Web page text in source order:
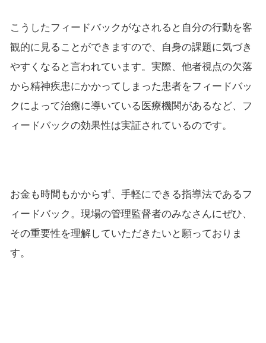
こうしたフィードバックがなされると自分の行動を客
観的に見ることができますので、自身の課題に気づき
やすくなると言われています。実際、他者視点の欠落
から精神疾患にかかってしまった患者をフィードバッ
クによって治癒に導いている医療機関があるなど、フ
ィードバックの効果性は実証されているのです。
お金も時間もかからず、手軽にできる指導法であるフ
ィードバック。現場の管理監督者のみなさんにぜひ、
その重要性を理解していただきたいと願っておりま
す。